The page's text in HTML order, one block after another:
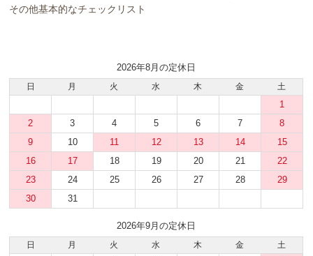
その他基本的なチェックリスト
2026年8月の定休日
日 月 火 水 木 金 土
1
2
3 4 5 6 7
8
9
10 11 12 13 14
15
16
17 18 19 20 21
22
23
24 25 26 27 28
29
30
31
2026年9月の定休日
日 月 火 水 木 金 土